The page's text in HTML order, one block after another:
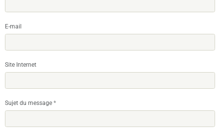
E-mail
Site Internet
Sujet du message